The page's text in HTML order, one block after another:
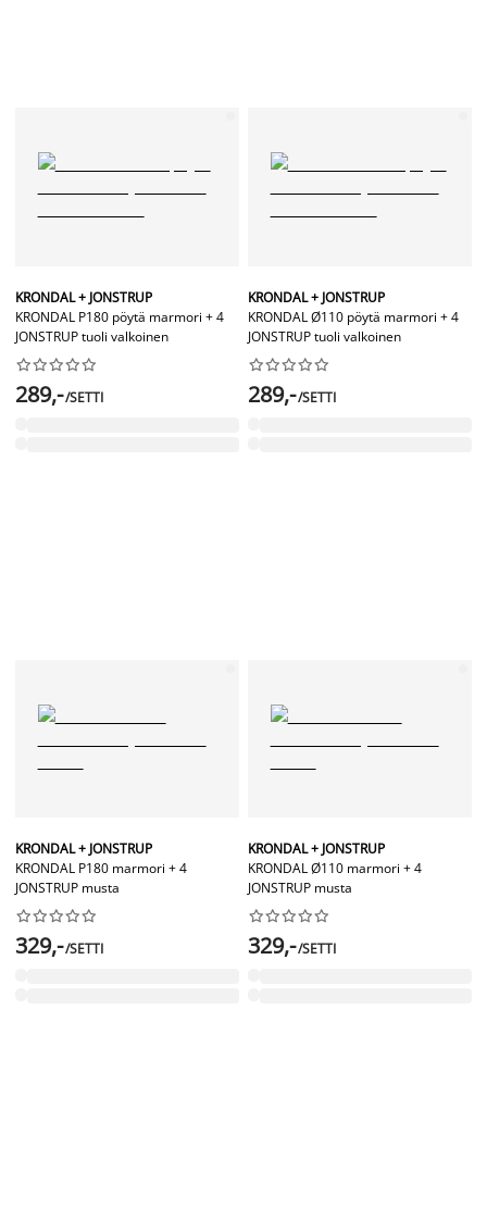
KRONDAL + JONSTRUP
KRONDAL P180 pöytä marmori + 4
JONSTRUP tuoli valkoinen






289,-/SETTI
KRONDAL + JONSTRUP
KRONDAL Ø110 pöytä marmori + 4
JONSTRUP tuoli valkoinen






289,-/SETTI
KRONDAL + JONSTRUP
KRONDAL P180 marmori + 4
JONSTRUP musta






329,-/SETTI
KRONDAL + JONSTRUP
KRONDAL Ø110 marmori + 4
JONSTRUP musta






329,-/SETTI